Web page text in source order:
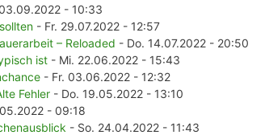
- 10:33
- Fr. 29.07.2022 - 12:57
– Reloaded - Do. 14.07.2022 - 20:50
ist- Mi. 22.06.2022 - 15:43
- Fr. 03.06.2022 - 12:32
Fehler- Do. 19.05.2022 - 13:10
- 09:18
- So. 24.04.2022 - 11:43